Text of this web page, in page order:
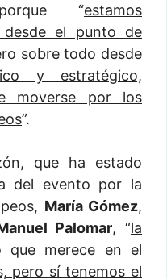
“estamos
desde el punto de
sobre todo desde
y estratégico,
moverse por los
”.
que ha estado
del evento por la
María Gómez,
Palomar, “la
que merece en el
pero sí tenemos el